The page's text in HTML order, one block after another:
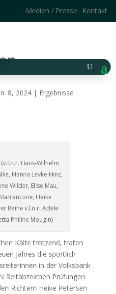
Medien / Presse Kontakt
8, 2024| Ergebnisse
Hans-Wilhelm
Hanna Levke Hinz,
Wilder, Elise Mau,
Heike
Reihe v.l.n.r. Adele
Philine Mougin)
Kälte trotzend, traten
Jahres die sportlich
in der Volksbank
Reitabzeichen Prüfungen
Richtern Heike Petersen